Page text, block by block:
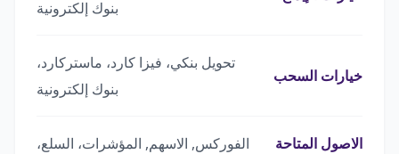
بنوك إلكترونية
خيارات السحب
تحويل بنكي، فيزا كارد، ماستركارد،
بنوك إلكترونية
الاصول المتاحة
الفوركس, الاسهم, المؤشرات، السلع،